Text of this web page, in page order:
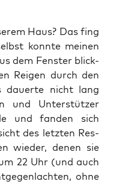
Haus? Das fing
konn­te mei­nen
dem Fens­ter blick­
Rei­gen durch den
dau­er­te nicht lang
und Unter­stüt­zer
und fan­den sich
des letz­ten Res­
wie­der, denen sie
22 Uhr (und auch
ohne